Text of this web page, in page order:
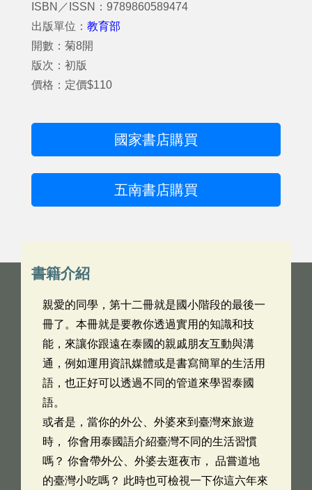
ISBN／ISSN：9789860589474
出版單位： 教育部
開數：菊8開
版次：初版
價格：定價$110
國家書店購買
五南書店購買
書籍介紹
親愛的同學，第十二冊就是國小階段的最後一
冊了。本冊就是要教你透過實用的知識和技
能，來讓你跟遠在泰國的親戚朋友互動與溝
通，例如運用資訊媒體或是書寫簡單的生活用
語，也正好可以透過不同的管道來學習泰國
語。
或者是，當你的外公、外婆來到臺灣來旅遊
時， 你會用泰國語介紹臺灣不同的生活習慣
嗎？ 你會帶外公、外婆去逛夜市， 品嘗道地
的臺灣小吃嗎？ 此時也可檢視一下你這六年來